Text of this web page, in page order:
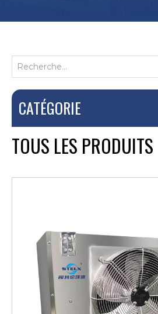
CATÉGORIE
TOUS LES PRODUITS